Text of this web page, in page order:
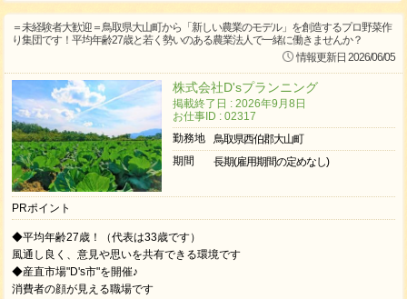
＝未経験者大歓迎＝鳥取県大山町から「新しい農業のモデル」を創造するプロ野菜作
り集団です！平均年齢27歳と若く勢いのある農業法人で一緒に働きませんか？
情報更新日 2026/06/05
株式会社D'sプランニング
掲載終了日 : 2026年9月8日
お仕事ID : 02317
勤務地
鳥取県西伯郡大山町
期間
長期(雇用期間の定めなし)
PRポイント
◆平均年齢27歳！（代表は33歳です）
風通し良く、意見や思いを共有できる環境です
◆産直市場"D's市"を開催♪
消費者の顔が見える職場です